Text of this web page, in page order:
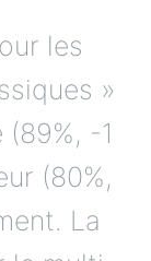
les
»
-1
(80%,
La